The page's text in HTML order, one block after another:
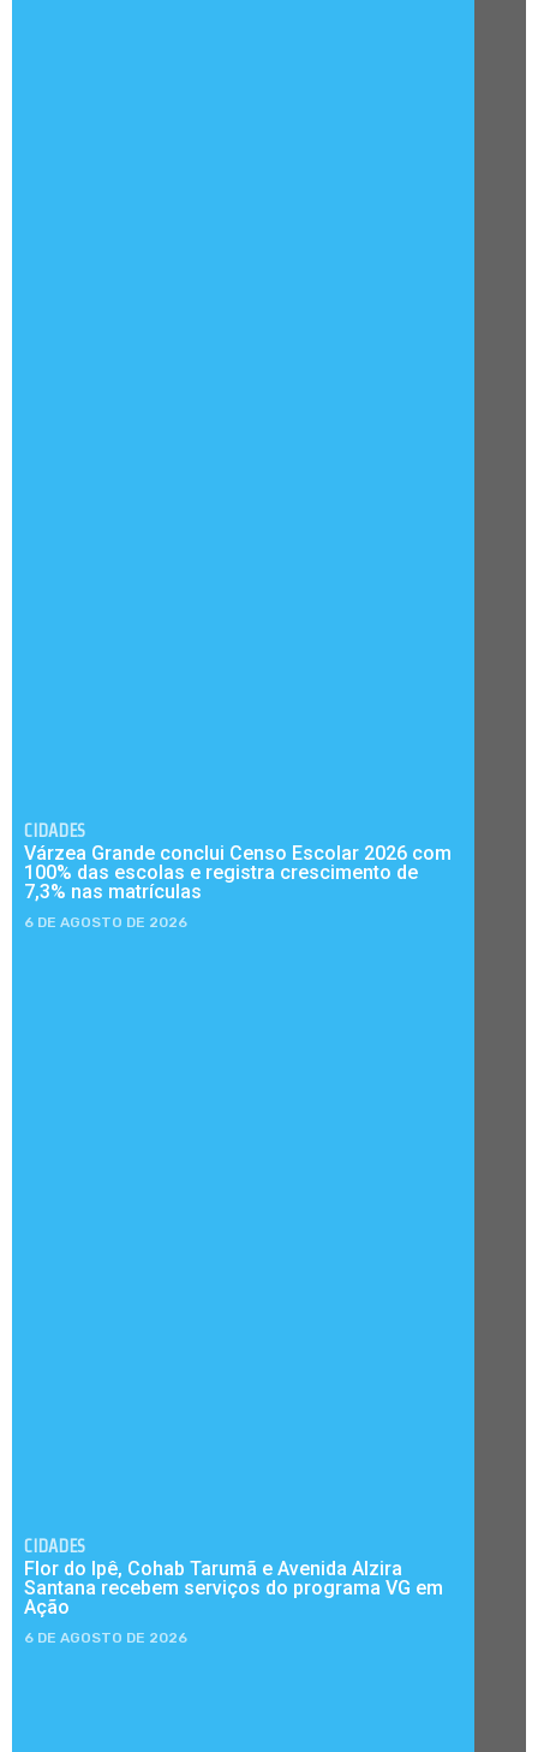
CIDADES
Várzea Grande conclui Censo Escolar 2026 com
100% das escolas e registra crescimento de
7,3% nas matrículas
6 DE AGOSTO DE 2026
CIDADES
Flor do Ipê, Cohab Tarumã e Avenida Alzira
Santana recebem serviços do programa VG em
Ação
6 DE AGOSTO DE 2026